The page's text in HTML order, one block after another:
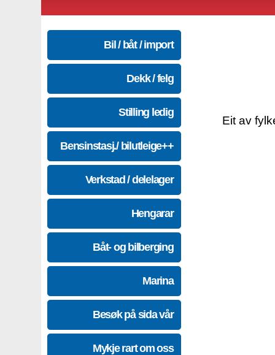
Bil / båt / import
Dekk / felg
Stilling ledig
Bensinstasj./ bilutleige++
Verkstad / delelager
Hengarar
Båt- og bilberging
Marina
Besøk på sida vår
Mykje rart om oss
Eit av